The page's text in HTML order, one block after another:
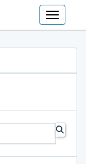
Toggle